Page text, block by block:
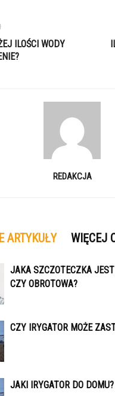
ILOŚCI WODY
REDAKCJA
ARTYKUŁY WIĘCEJ
JAKA SZCZOTECZKA
CZY OBROTOWA?
CZY IRYGATOR MOŻE
JAKI IRYGATOR DO DOMU?